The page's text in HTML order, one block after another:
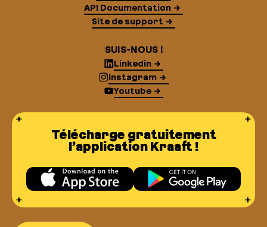
API Documentation
Site de support
SUIS-NOUS !
Linkedin
Instagram
Youtube
Télécharge gratuitement
l’application Kraaft !